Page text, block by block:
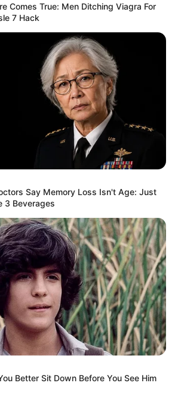
Comes True: Men Ditching Viagra For
7 Hack
Say Memory Loss Isn't Age: Just
3 Beverages
Better Sit Down Before You See Him